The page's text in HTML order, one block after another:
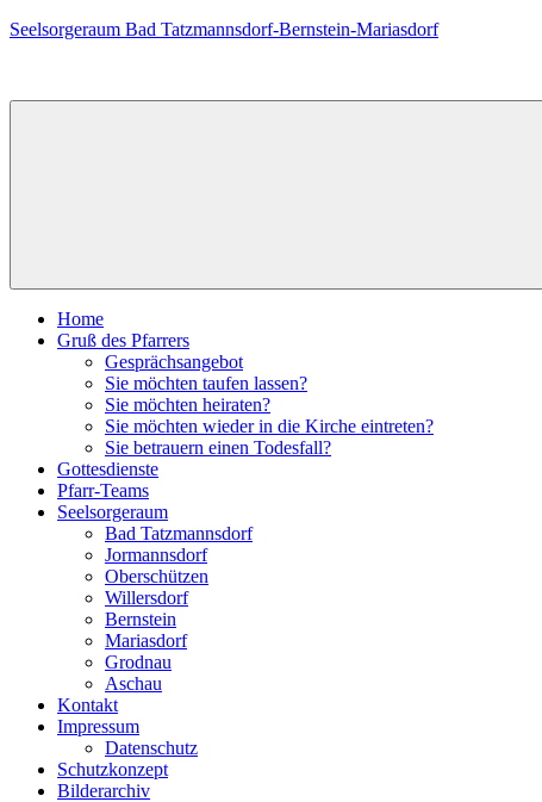
Zum
Seelsorgeraum Bad Tatzmannsdorf-Bernstein-Mariasdorf
Home
Gruß des Pfarrers
Gesprächsangebot
Sie möchten taufen lassen?
Sie möchten heiraten?
Sie möchten wieder in die Kirche eintreten?
Sie betrauern einen Todesfall?
Gottesdienste
Pfarr-Teams
Seelsorgeraum
Bad Tatzmannsdorf
Jormannsdorf
Oberschützen
Willersdorf
Bernstein
Mariasdorf
Grodnau
Aschau
Kontakt
Impressum
Datenschutz
Schutzkonzept
Bilderarchiv